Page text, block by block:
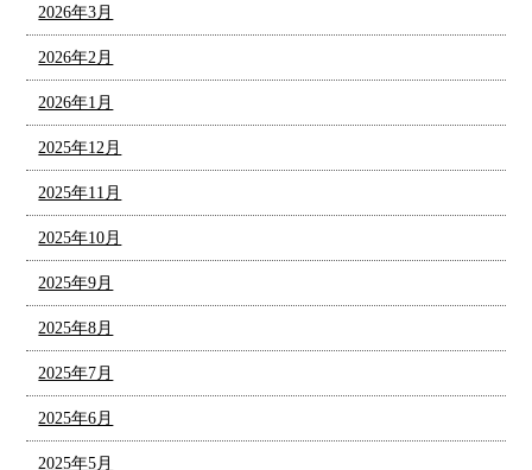
2026年3月
2026年2月
2026年1月
2025年12月
2025年11月
2025年10月
2025年9月
2025年8月
2025年7月
2025年6月
2025年5月